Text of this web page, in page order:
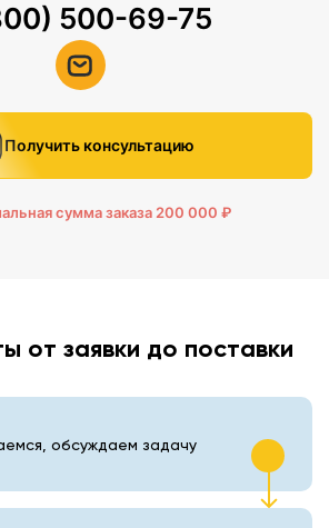
500-69-75
Получить консультацию
сумма заказа 200 000 ₽
от заявки до поставки
обсуждаем задачу